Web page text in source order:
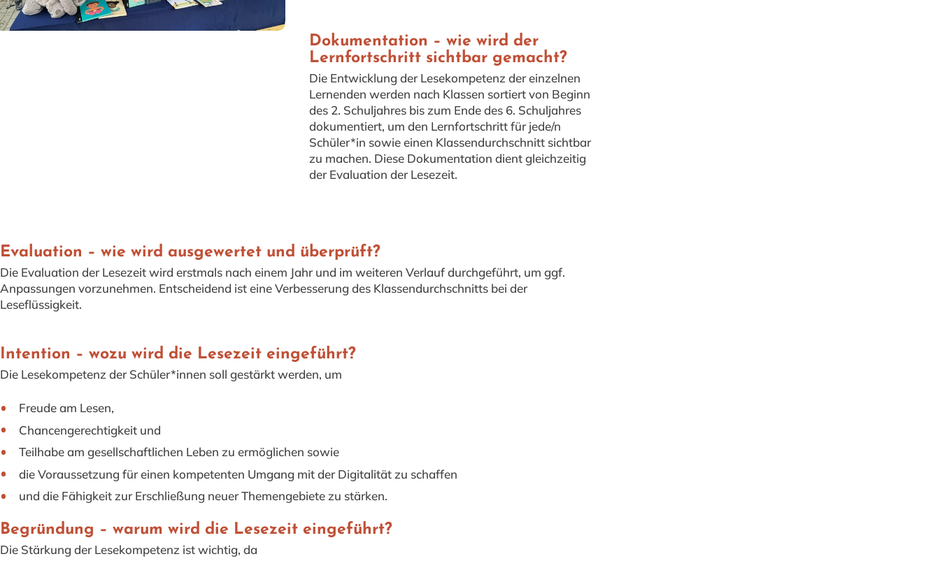
Dokumentation – wie wird der
Lernfortschritt sichtbar gemacht?
Die Entwicklung der Lesekompetenz der einzelnen
Lernenden werden nach Klassen sortiert von Beginn
des 2. Schuljahres bis zum Ende des 6. Schuljahres
dokumentiert, um den Lernfortschritt für jede/n
Schüler*in sowie einen Klassendurchschnitt sichtbar
zu machen. Diese Dokumentation dient gleichzeitig
der Evaluation der Lesezeit.
Evaluation – wie wird ausgewertet und überprüft?
Die Evaluation der Lesezeit wird erstmals nach einem Jahr und im weiteren Verlauf durchgeführt, um ggf.
Anpassungen vorzunehmen. Entscheidend ist eine Verbesserung des Klassendurchschnitts bei der
Leseflüssigkeit.
Intention – wozu wird die Lesezeit eingeführt?
Die Lesekompetenz der Schüler*innen soll gestärkt werden, um
Freude am Lesen,
Chancengerechtigkeit und
Teilhabe am gesellschaftlichen Leben zu ermöglichen sowie
die Voraussetzung für einen kompetenten Umgang mit der Digitalität zu schaffen
und die Fähigkeit zur Erschließung neuer Themengebiete zu stärken.
Begründung – warum wird die Lesezeit eingeführt?
Die Stärkung der Lesekompetenz ist wichtig, da